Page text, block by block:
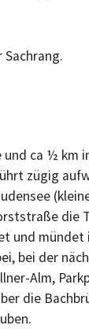
Sachrang.
ca ½ km
zügig
bei der
Alm,
die